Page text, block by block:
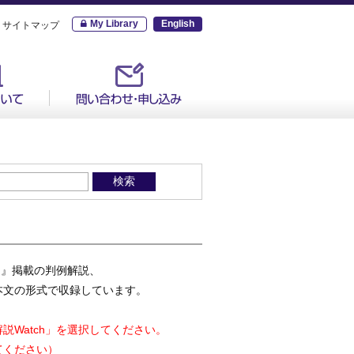
サイトマップ My Library English
掲載の判例解説、
の形式で収録しています。
Watch」を選択してください。
ださい）